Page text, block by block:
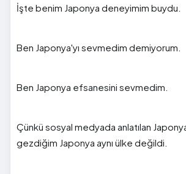
İşte benim Japonya deneyimim buydu.
Ben Japonya'yı sevmedim demiyorum.
Ben Japonya efsanesini sevmedim.
Çünkü sosyal medyada anlatılan
gezdiğim Japonya aynı ülke değildi.